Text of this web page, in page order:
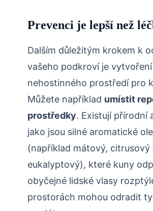
Prevenci je lepší než
Dalším důležitým⁢ krokem⁢ k
vašeho podkroví je vytvoření
nehostinného prostředí pro
Můžete například umístit
prostředky. Existují přírodní
jako jsou‍ silné aromatické⁤
(například mátový, citrusový
eukalyptový), které kuny
obyčejné lidské vlasy
prostorách mohou⁤ odradit